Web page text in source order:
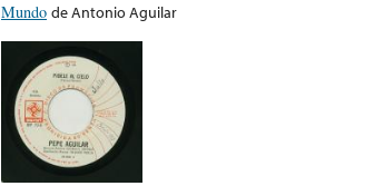
Mundo deAntonio Aguilar